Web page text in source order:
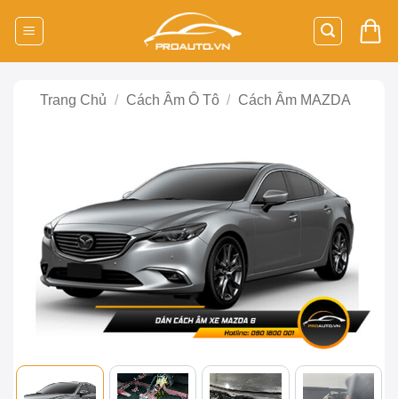
Trang Chủ / Cách Âm Ô Tô / Cách Âm MAZDA